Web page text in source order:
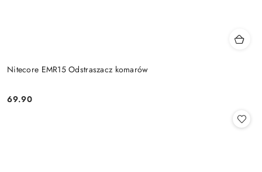
Nitecore EMR15 Odstraszacz komarów
Cena:
69.90